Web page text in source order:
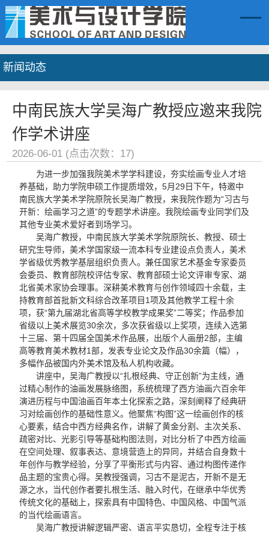
新闻动态
中南民族大学吴海广教授应邀来我院
作学术讲座
2026-06-01 (点击次数： 17)
为进一步加强我院美术学学科建设，夯实绘画专业人才培
养基础，助力学院申硕工作提质增效，5月29日下午，特邀中
南民族大学美术学院原院长吴海广教授，来我院作题为“习古与
开新：绘画学习之道”的专题学术讲座。我院绘画专业同学们及
其他专业美术爱好者到场学习。
吴海广教授，中南民族大学美术学院原院长、教授、硕士
研究生导师，美术学国家级一流本科专业建设点负责人，美术
学省级优秀教学基层组织负责人。兼任国家艺术基金专家委员
会委员、教育部院校评估专家、教育部硕士论文评审专家、湖
北省美术家协会理事。深耕美术教育与创作领域四十余载，主
持教育部首批新文科综合改革项目1项及其他教学工程十余
项，获“第九届湖北省高等学校教学成果奖”二等奖；作品参加
省级以上美术展览30余次，多次获省级以上奖项，连续入选第
十三届、第十四届全国美术作品展，出版个人画册2部，主编
高等教育美术教材1部，发表专业论文及作品30余篇（幅），
多幅作品被国内外美术馆及私人机构收藏。
讲座中，吴海广教授以“扎根经典、守正创新”为主线，通
过精心制作的油画发展脉络图，系统梳理了西方油画六百余年
演进历程与中国油画百年本土化探索之路，深刻阐释了经典研
习对绘画创作的基础性意义。他聚焦“构图”这一绘画创作的核
心要素，结合中西方经典名作，讲解了黄金分割、主次关系、
疏密对比、光影引导等基础构图法则，对比分析了中西方绘画
在空间处理、叙事表达、意境营造上的异同，并结合自身数十
年创作与教学经验，分享了平衡形式与内容、通过构图传递作
品主题的宝贵心得。吴教授强调，习古不是泥古，开新不是无
源之水，当代创作者要扎根生活、融入时代，在继承中华优秀
传统文化的基础上，探索具有中国特色、中国风格、中国气派
的当代绘画语言。
吴海广教授讲解逻辑严密、语言平实恳切，全程专注于核